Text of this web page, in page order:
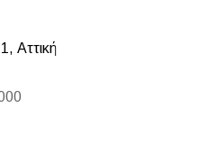
Αττική